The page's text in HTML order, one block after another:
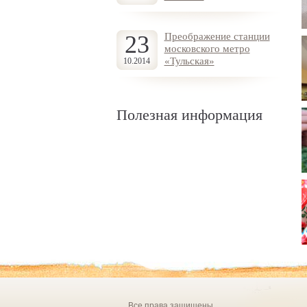
23
10.2014
Преображение станции
московского метро
«Тульская»
Полезная информация